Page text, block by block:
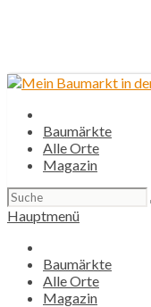
Baumärkte
Alle Orte
Magazin
Suchen
nach:
Hauptmenü
Baumärkte
Alle Orte
Magazin